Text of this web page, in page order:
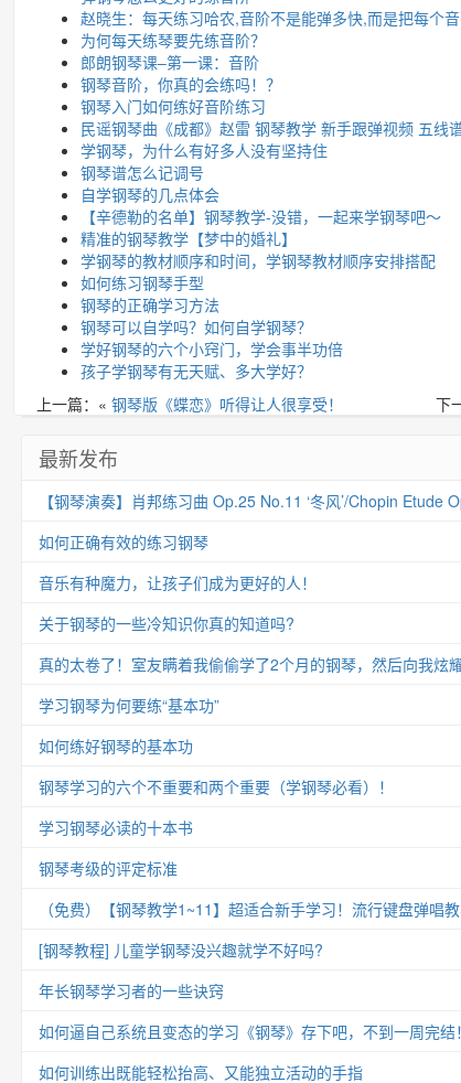
赵晓生：每天练习哈农,音阶不是能弹多快,而是把每个音
为何每天练琴要先练音阶？
郎朗钢琴课–第一课：音阶
钢琴音阶，你真的会练吗！？
钢琴入门如何练好音阶练习
民谣钢琴曲《成都》赵雷 钢琴教学 新手跟弹视频 五线
学钢琴，为什么有好多人没有坚持住
钢琴谱怎么记调号
自学钢琴的几点体会
【辛德勒的名单】钢琴教学-没错，一起来学钢琴吧～
精准的钢琴教学【梦中的婚礼】
学钢琴的教材顺序和时间，学钢琴教材顺序安排搭配
如何练习钢琴手型
钢琴的正确学习方法
钢琴可以自学吗？如何自学钢琴？
学好钢琴的六个小窍门，学会事半功倍
孩子学钢琴有无天赋、多大学好？
下
上一篇：« 钢琴版《蝶恋》听得让人很享受！
最新发布
【钢琴演奏】肖邦练习曲 Op.25 No.11 ‘冬风’/Chopin Etude
如何正确有效的练习钢琴
音乐有种魔力，让孩子们成为更好的人！
关于钢琴的一些冷知识你真的知道吗?
真的太卷了！室友瞒着我偷偷学了2个月的钢琴，然后向我炫
学习钢琴为何要练“基本功”
如何练好钢琴的基本功
钢琴学习的六个不重要和两个重要（学钢琴必看）！
学习钢琴必读的十本书
钢琴考级的评定标准
（免费）【钢琴教学1~11】超适合新手学习！流行键盘弹唱
[钢琴教程] 儿童学钢琴没兴趣就学不好吗?
年长钢琴学习者的一些诀窍
如何逼自己系统且变态的学习《钢琴》存下吧，不到一周完结！
如何训练出既能轻松抬高、又能独立活动的手指